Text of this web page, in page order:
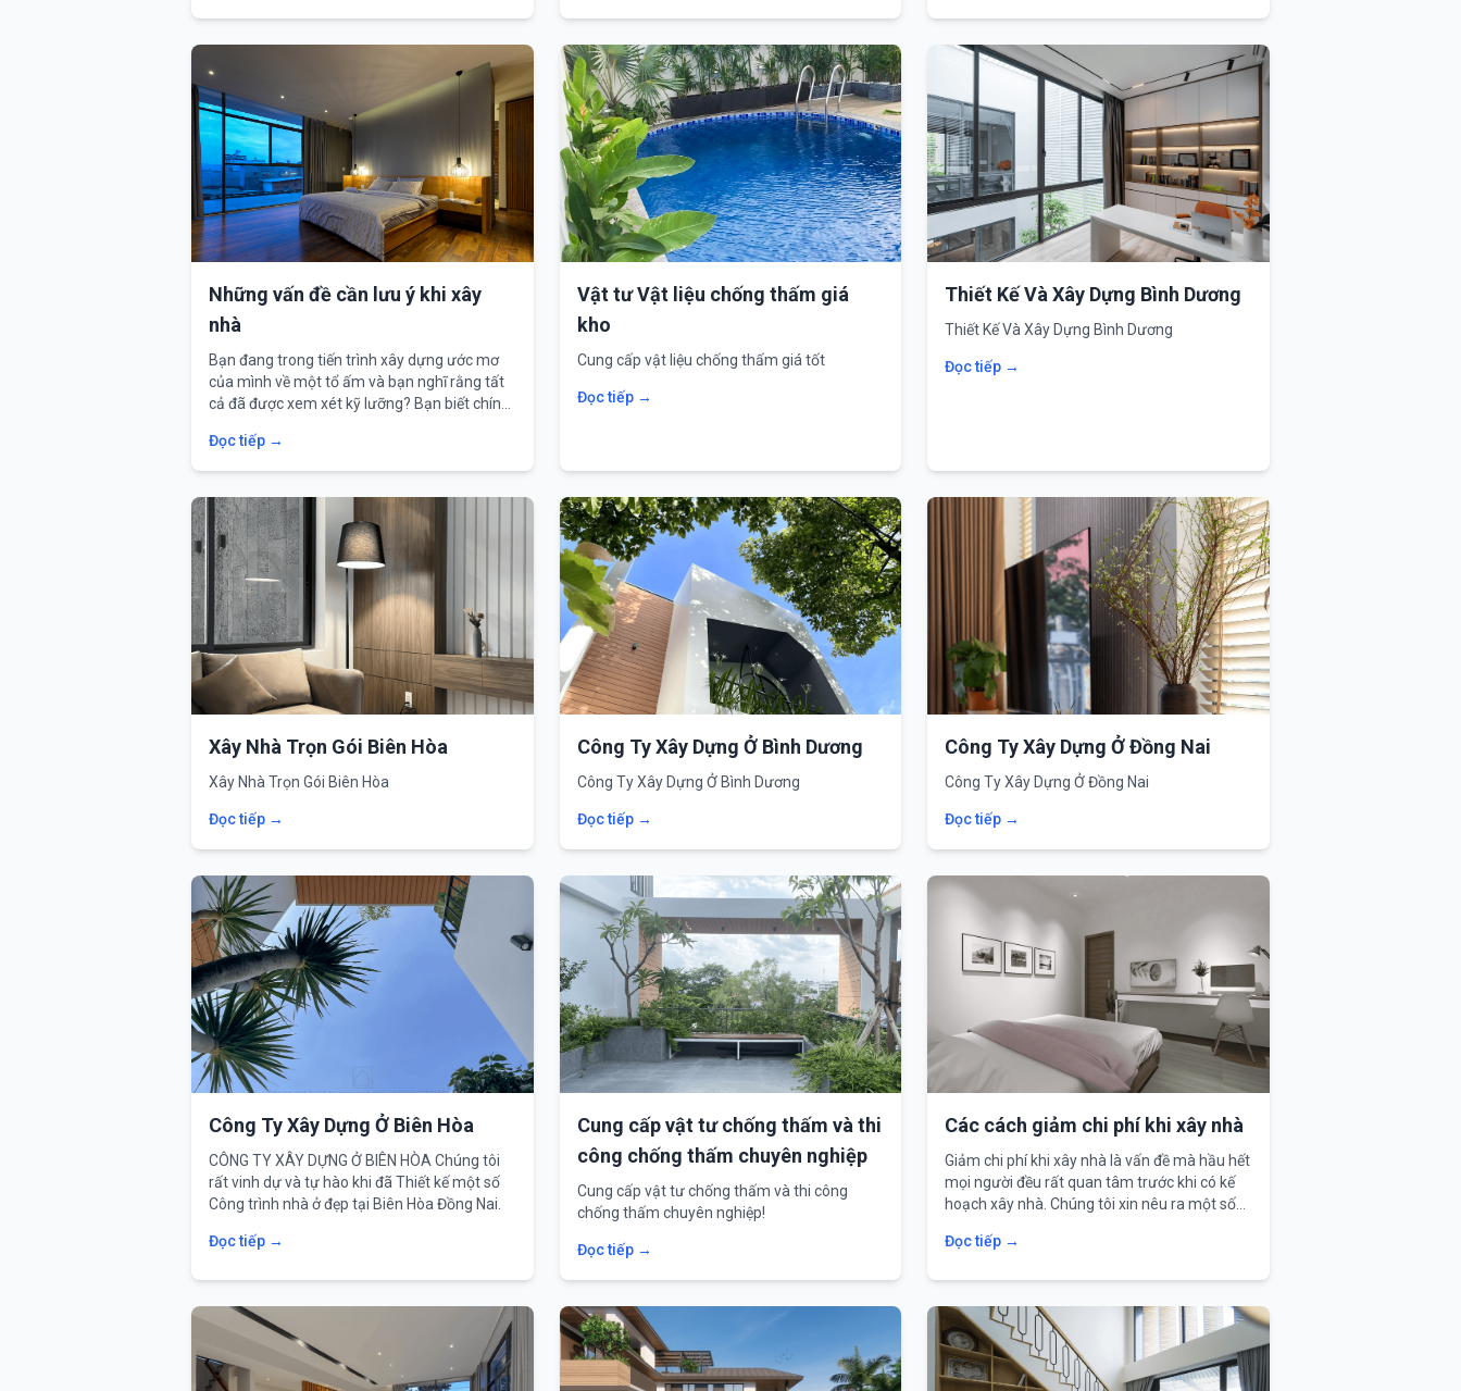
Những vấn đề cần lưu ý khi xây
nhà
Bạn đang trong tiến trình xây dựng ước mơ
của mình về một tổ ấm và bạn nghĩ rằng tất
cả đã được xem xét kỹ lưỡng? Bạn biết chính
Đọc tiếp →
Vật tư Vật liệu chống thấm giá
kho
Cung cấp vật liệu chống thấm giá tốt
Đọc tiếp →
Thiết Kế Và Xây Dựng Bình Dương
Thiết Kế Và Xây Dựng Bình Dương
Đọc tiếp →
Xây Nhà Trọn Gói Biên Hòa
Xây Nhà Trọn Gói Biên Hòa
Đọc tiếp →
Công Ty Xây Dựng Ở Bình Dương
Công Ty Xây Dựng Ở Bình Dương
Đọc tiếp →
Công Ty Xây Dựng Ở Đồng Nai
Công Ty Xây Dựng Ở Đồng Nai
Đọc tiếp →
Công Ty Xây Dựng Ở Biên Hòa
CÔNG TY XÂY DỰNG Ở BIÊN HÒA Chúng tôi
rất vinh dự và tự hào khi đã Thiết kế một số
Công trình nhà ở đẹp tại Biên Hòa Đồng Nai.
Đọc tiếp →
Cung cấp vật tư chống thấm và thi
công chống thấm chuyên nghiệp
Cung cấp vật tư chống thấm và thi công
chống thấm chuyên nghiệp!
Đọc tiếp →
Các cách giảm chi phí khi xây nhà
Giảm chi phí khi xây nhà là vấn đề mà hầu hết
mọi người đều rất quan tâm trước khi có kế
hoạch xây nhà. Chúng tôi xin nêu ra một số
Đọc tiếp →